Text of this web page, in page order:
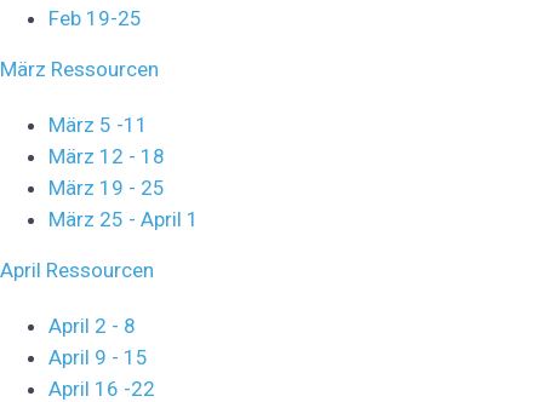
Feb 19-25
März Ressourcen
März 5 -11
März 12 - 18
März 19 - 25
März 25 - April 1
April Ressourcen
April 2 - 8
April 9 - 15
April 16 -22